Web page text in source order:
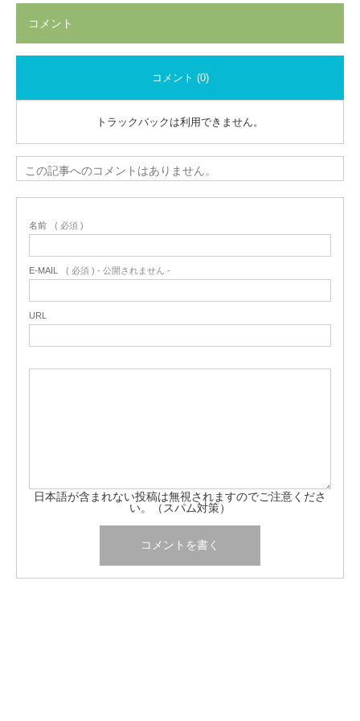
コメント
コメント (0)
トラックバックは利用できません。
この記事へのコメントはありません。
名前 ( 必須 )
E-MAIL ( 必須 ) - 公開されません -
URL
日本語が含まれない投稿は無視されますのでご注意くださ
い。（スパム対策）